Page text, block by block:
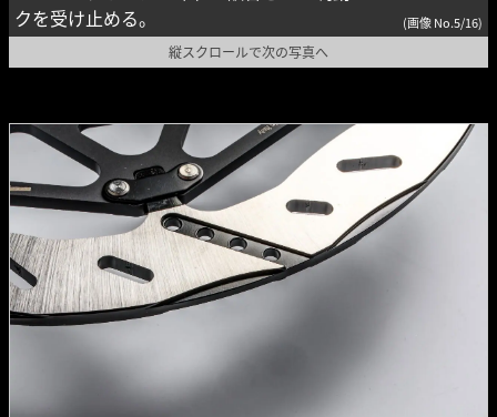
クを受け止める。
(画像 No.5/16)
縦スクロールで次の写真へ